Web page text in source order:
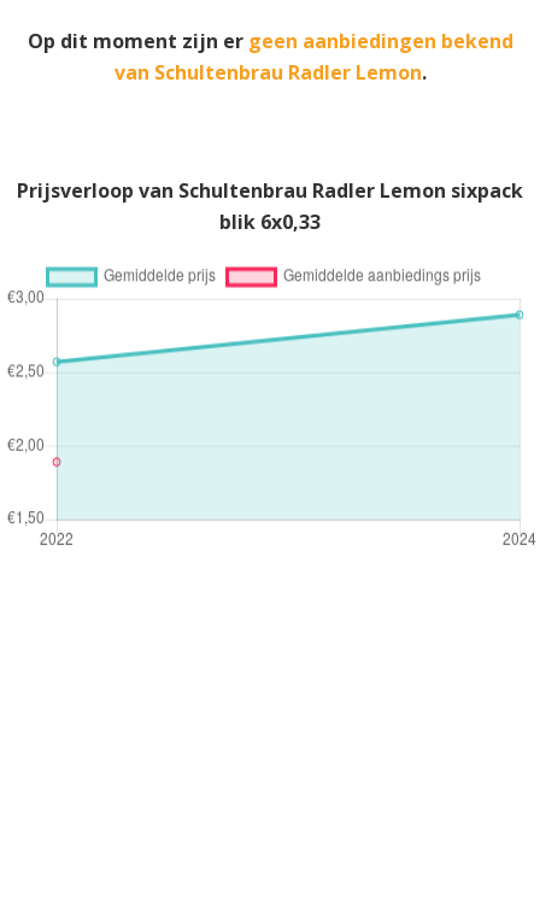
Op dit moment zijn er geen aanbiedingen bekend
van Schultenbrau Radler Lemon.
Prijsverloop van Schultenbrau Radler Lemon sixpack
blik 6x0,33